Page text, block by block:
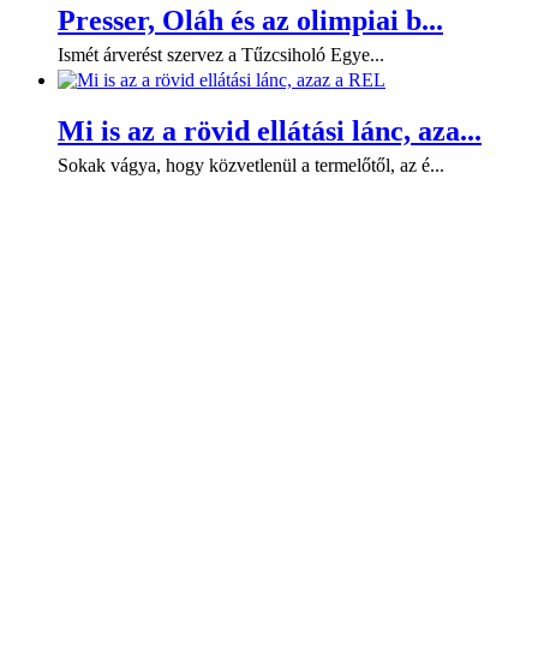
Presser, Oláh és az olimpiai b...
Ismét árverést szervez a Tűzcsiholó Egye...
Mi is az a rövid ellátási lánc, aza...
Sokak vágya, hogy közvetlenül a termelőtől, az é...